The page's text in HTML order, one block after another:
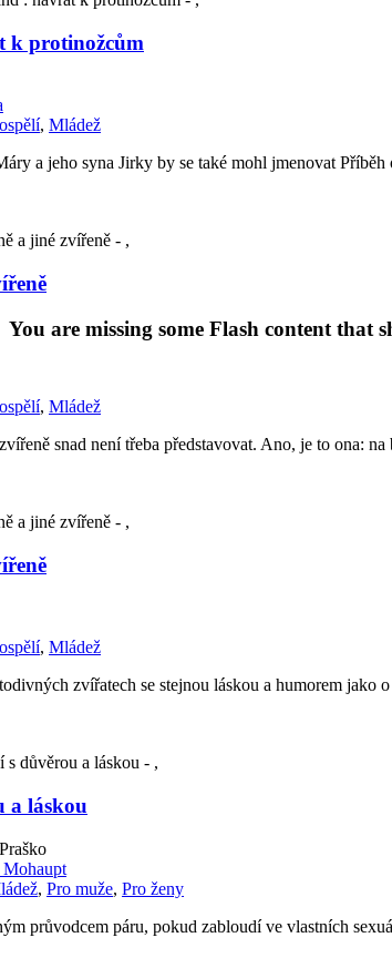
k protinožcům
, Mládež
a jeho syna Jirky by se také mohl jmenovat
You are missing some Flash content
, Mládež
snad není třeba představovat. Ano, je to ona:
, Mládež
zvířatech se stejnou láskou a humorem jako
a láskou
, Pro muže, Pro ženy
průvodcem páru, pokud zabloudí ve vlastních